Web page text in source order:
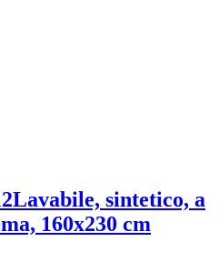
Lavabile, sintetico, a
160x230 cm